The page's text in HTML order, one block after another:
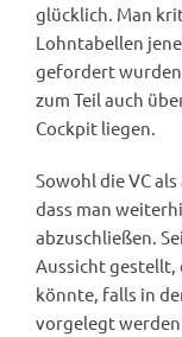
glücklich. Man
Lohntabellen
gefordert
zum Teil auch
Cockpit liegen.
Sowohl die VC
dass man
abzuschließen.
Aussicht gestellt,
könnte, falls in
vorgelegt